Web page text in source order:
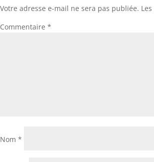
Votre adresse e-mail ne sera pas publiée.
Commentaire *
Nom *